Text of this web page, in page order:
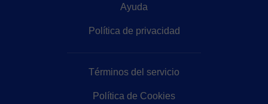
Ayuda
Política de privacidad
Términos del servicio
Política de Cookies